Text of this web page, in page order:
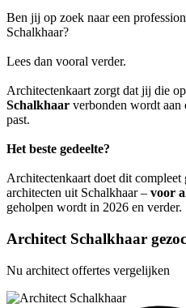
Ben jij op zoek naar een
Schalkhaar?
Lees dan vooral verder.
Architectenkaart zorgt dat jij die
Schalkhaar verbonden wordt aan
past.
Het beste gedeelte?
Architectenkaart doet dit
architecten uit Schalkhaar – voor
geholpen wordt in 2026 en verder.
Architect Schalkhaar
Nu architect offertes vergelijken